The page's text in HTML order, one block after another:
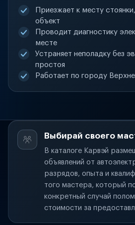
Приезжает к месту
объект
Проводит диагностику
месте
Устраняет неполадку без
простоя
Работает по городу
Выбирай своего
В каталоге Карвэй
объявлений от
разрядов, опыта и
того мастера, который
конкретный случай
стоимости за